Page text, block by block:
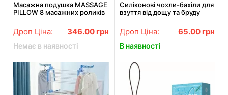
Масажна подушка MASSAGE
PILLOW 8 масажних роликів
масажер для шиї та спини
Дроп Ціна: 346.00 грн
Немає в наявності
Силіконові чохли-бахіли для
взуття від дощу та бруду
Дроп Ціна: 65.00 грн
В наявності